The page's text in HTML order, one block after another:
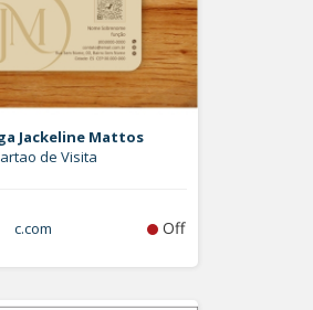
Jackeline Mattos
de Visita
c.com Off